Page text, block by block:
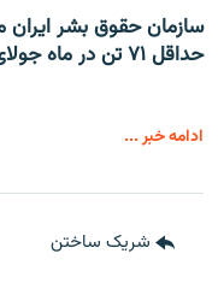
سازمان حقوق بشر ایران
حداقل ۷۱ تن در ماه جولای امسال در ایران اعدام شده‌اند.
ادامه خبر ...
شریک ساختن